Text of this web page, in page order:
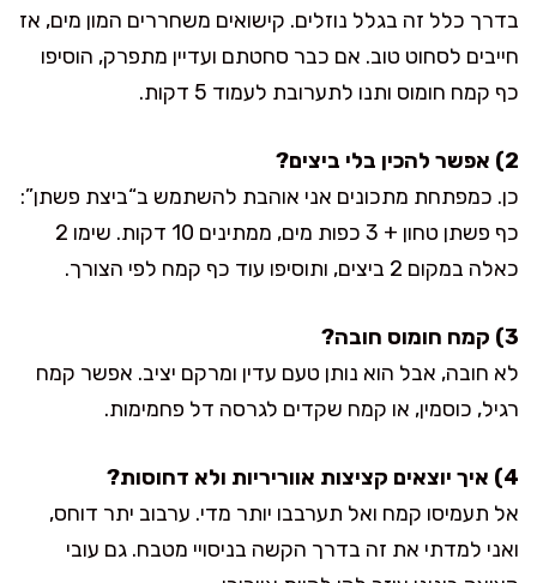
בדרך כלל זה בגלל נוזלים. קישואים משחררים המון מים, אז
חייבים לסחוט טוב. אם כבר סחטתם ועדיין מתפרק, הוסיפו
כף קמח חומוס ותנו לתערובת לעמוד 5 דקות.
2) אפשר להכין בלי ביצים?
כן. כמפתחת מתכונים אני אוהבת להשתמש ב“ביצת פשתן”:
כף פשתן טחון + 3 כפות מים, ממתינים 10 דקות. שימו 2
כאלה במקום 2 ביצים, ותוסיפו עוד כף קמח לפי הצורך.
3) קמח חומוס חובה?
לא חובה, אבל הוא נותן טעם עדין ומרקם יציב. אפשר קמח
רגיל, כוסמין, או קמח שקדים לגרסה דל פחמימות.
4) איך יוצאים קציצות אווריריות ולא דחוסות?
אל תעמיסו קמח ואל תערבבו יותר מדי. ערבוב יתר דוחס,
ואני למדתי את זה בדרך הקשה בניסויי מטבח. גם עובי